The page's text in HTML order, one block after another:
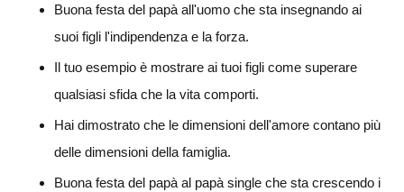
Buona festa del papà all'uomo che sta insegnando ai
suoi figli l'indipendenza e la forza.
Il tuo esempio è mostrare ai tuoi figli come superare
qualsiasi sfida che la vita comporti.
Hai dimostrato che le dimensioni dell'amore contano più
delle dimensioni della famiglia.
Buona festa del papà al papà single che sta crescendo i